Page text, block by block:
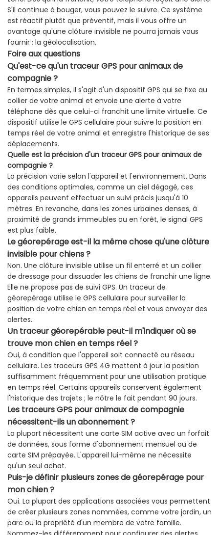
S'il continue à bouger, vous pouvez le suivre. Ce système
est réactif plutôt que préventif, mais il vous offre un
avantage qu'une clôture invisible ne pourra jamais vous
fournir : la géolocalisation.
Foire aux questions
Qu'est-ce qu'un traceur GPS pour animaux de
compagnie ?
En termes simples, il s'agit d'un dispositif GPS qui se fixe au
collier de votre animal et envoie une alerte à votre
téléphone dès que celui-ci franchit une limite virtuelle. Ce
dispositif utilise le GPS cellulaire pour suivre la position en
temps réel de votre animal et enregistre l'historique de ses
déplacements.
Quelle est la précision d'un traceur GPS pour animaux de
compagnie ?
La précision varie selon l'appareil et l'environnement. Dans
des conditions optimales, comme un ciel dégagé, ces
appareils peuvent effectuer un suivi précis jusqu'à 10
mètres. En revanche, dans les zones urbaines denses, à
proximité de grands immeubles ou en forêt, le signal GPS
est plus faible.
Le géorepérage est-il la même chose qu'une clôture
invisible pour chiens ?
Non. Une clôture invisible utilise un fil enterré et un collier
de dressage pour dissuader les chiens de franchir une ligne.
Elle ne propose pas de suivi GPS. Un traceur de
géorepérage utilise le GPS cellulaire pour surveiller la
position de votre chien en temps réel et vous envoyer des
alertes.
Un traceur géorepérable peut-il m'indiquer où se
trouve mon chien en temps réel ?
Oui, à condition que l'appareil soit connecté au réseau
cellulaire. Les traceurs GPS 4G mettent à jour la position
suffisamment fréquemment pour une utilisation pratique
en temps réel. Certains appareils conservent également
l'historique des trajets ; le nôtre le fait pendant 90 jours.
Les traceurs GPS pour animaux de compagnie
nécessitent-ils un abonnement ?
La plupart nécessitent une carte SIM active avec un forfait
de données, sous forme d'abonnement mensuel ou de
carte SIM prépayée. L'appareil lui-même ne nécessite
qu'un seul achat.
Puis-je définir plusieurs zones de géorepérage pour
mon chien ?
Oui. La plupart des applications associées vous permettent
de créer plusieurs zones nommées, comme votre jardin, un
parc ou la propriété d'un membre de votre famille.